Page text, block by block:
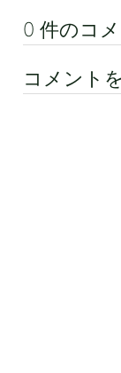
0 件のコ
コメント